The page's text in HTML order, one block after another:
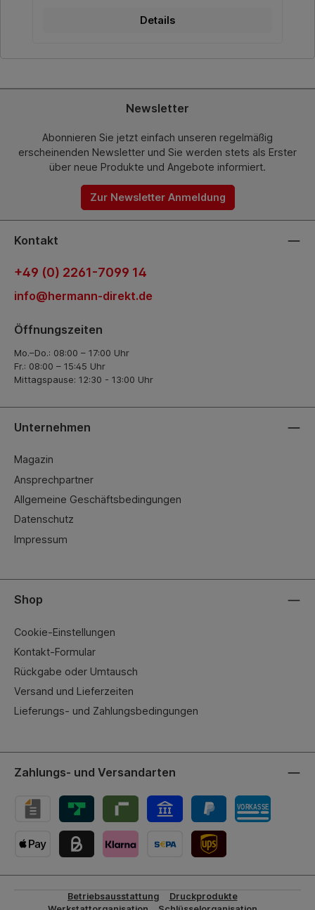
Details
Newsletter
Abonnieren Sie jetzt einfach unseren regelmäßig
erscheinenden Newsletter und Sie werden stets als Erster
über neue Produkte und Angebote informiert.
Zur Newsletter Anmeldung
Kontakt
+49 (0) 2261-7099 14
info@hermann-direkt.de
Öffnungszeiten
Mo.–Do.: 08:00 – 17:00 Uhr
Fr.: 08:00 – 15:45 Uhr
Mittagspause: 12:30 - 13:00 Uhr
Unternehmen
Magazin
Ansprechpartner
Allgemeine Geschäftsbedingungen
Datenschutz
Impressum
Shop
Cookie-Einstellungen
Kontakt-Formular
Rückgabe oder Umtausch
Versand und Lieferzeiten
Lieferungs- und Zahlungsbedingungen
Zahlungs- und Versandarten
Betriebsausstattung
Druckprodukte